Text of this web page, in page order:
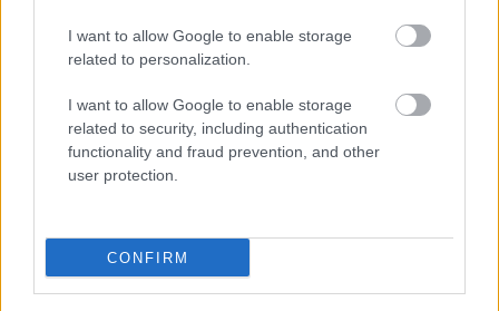
I want to allow Google to enable storage
related to personalization.
I want to allow Google to enable storage
related to security, including authentication
functionality and fraud prevention, and other
user protection.
CONFIRM
VARANE ÉRZELMES
ÜZENETE A SZURKOLÓKNAK